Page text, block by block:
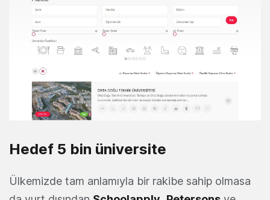
Hedef 5 bin üniversite
Ülkemizde tam anlamıyla bir rakibe sahip olmasa